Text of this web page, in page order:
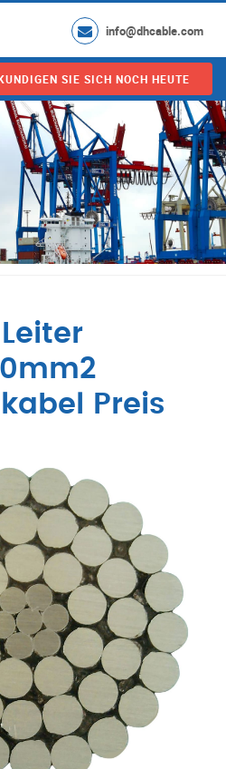
info@dhcable.com
SIE SICH NOCH HEUTE
Preis